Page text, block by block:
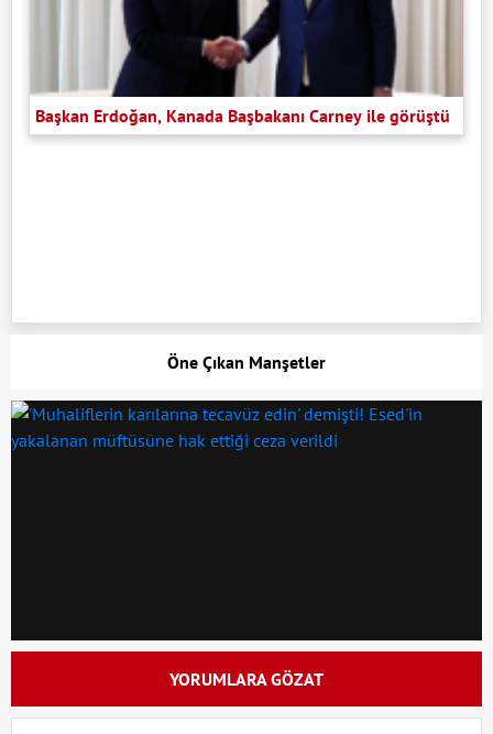
Başkan Erdoğan, Kanada Başbakanı Carney ile görüştü
Öne Çıkan Manşetler
YORUMLARA GÖZAT